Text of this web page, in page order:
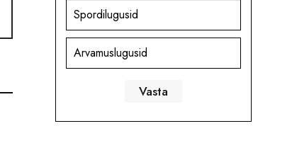
Spordilugusid
Arvamuslugusid